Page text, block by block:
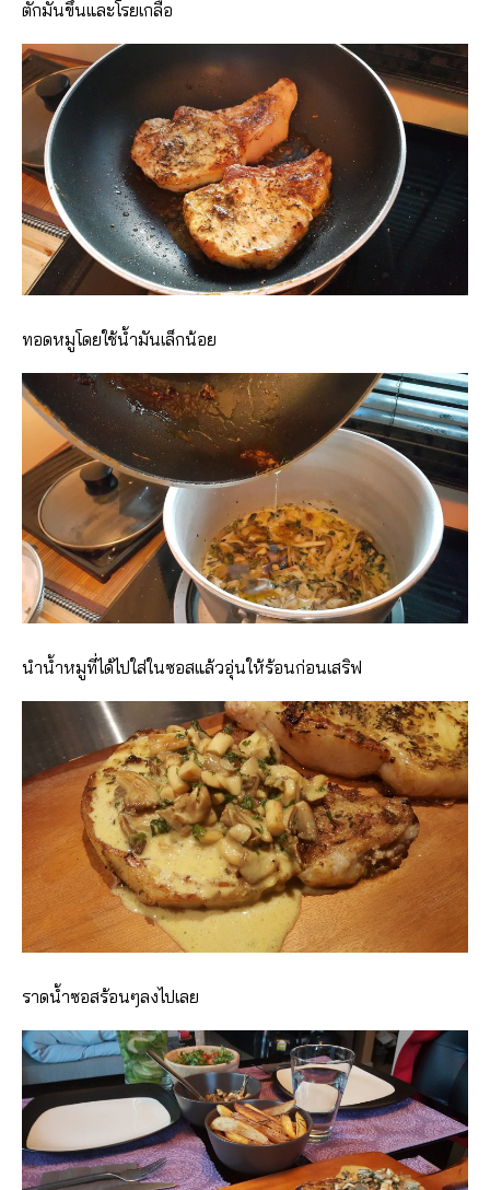
ตักมันขึ้นและโรยเกลือ
ทอดหมูโดยใช้น้ำมันเล็กน้อย
นำน้ำหมูที่ได้ไปใส่ในซอสแล้วอุ่นให้ร้อนก่อนเสริฟ
ราดน้ำซอสร้อนๆลงไปเลย